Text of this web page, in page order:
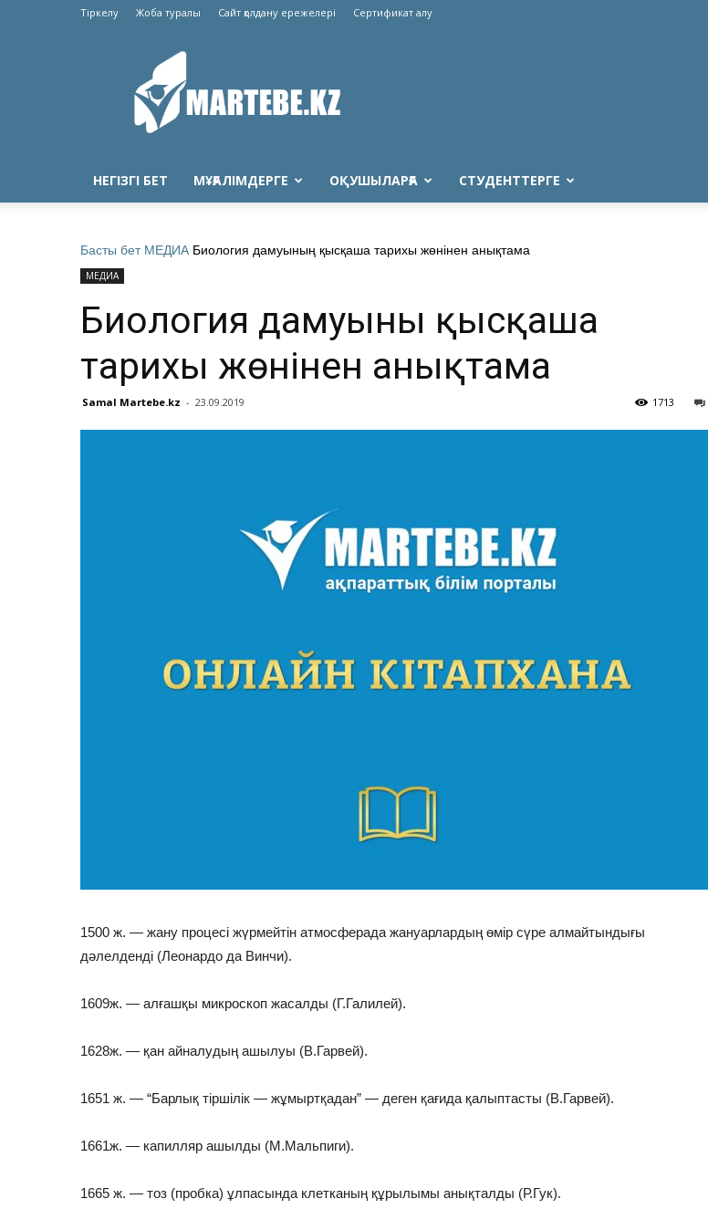
Тіркелу Жоба туралы Сайт қолдану ережелері Сертификат алу
Martebe.kz
білім
сайты
НЕГІЗГІ БЕТ МҰҒАЛІМДЕРГЕ ОҚУШЫЛАРҒА СТУДЕНТТЕРГЕ
Басты бет МЕДИА Биология дамуының қысқаша тарихы жөнінен анықтама
МЕДИА
Биология дамуының қысқаша
тарихы жөнінен анықтама
Samal Martebe.kz - 23.09.2019 1713
1500 ж. — жану процесі жүрмейтін атмосферада жануарлардың өмір сүре алмайтындығы
дәлелденді (Леонардо да Винчи).
1609ж. — алғашқы микроскоп жасалды (Г.Галилей).
1628ж. — қан айналудың ашылуы (В.Гарвей).
1651 ж. — “Барлық тіршілік — жұмыртқадан” — деген қағида қалыптасты (В.Гарвей).
1661ж. — капилляр ашылды (М.Мальпиги).
1665 ж. — тоз (пробка) ұлпасында клетканың құрылымы анықталды (Р.Гук).